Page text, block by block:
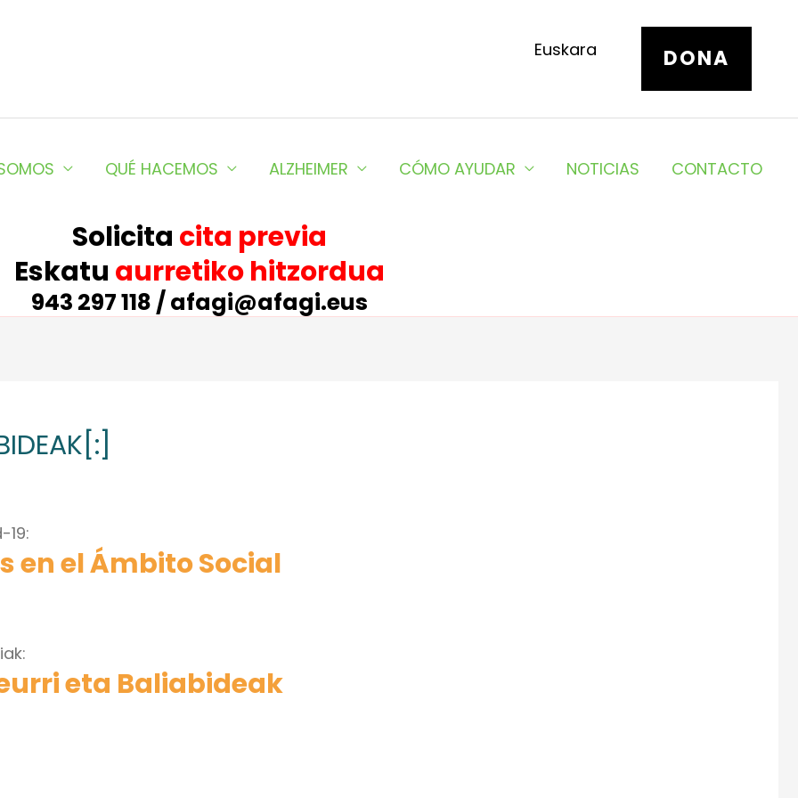
Euskara DONA
QUÉ HACEMOS ALZHEIMER CÓMO AYUDAR NOTICIAS CONTACTO
Solicita cita previa
Eskatu aurretiko hitzordua
943 297 118 / afagi@afagi.eus
en el Ámbito Social
eta Baliabideak